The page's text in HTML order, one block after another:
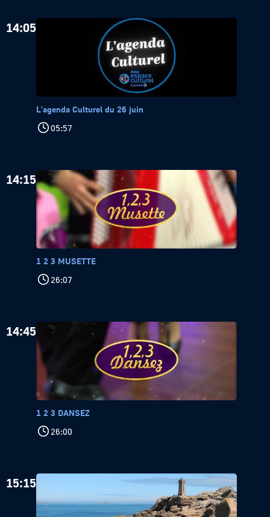
14:05
L'agenda Culturel du 26 juin
05:57
14:15
1 2 3 MUSETTE
26:07
14:45
1 2 3 DANSEZ
26:00
15:15